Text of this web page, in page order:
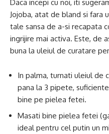
Daca incepi cu noi, iti
Jojoba, atat de bland si fara
tale sansa de a-si recapata
ingrijire mai activa. Este, de
buna la uleiul de curatare
In palma, turnati uleiul de
pana la 3 pipete,
bine pe pielea fetei.
Masati bine pielea fetei
ideal pentru cel putin un